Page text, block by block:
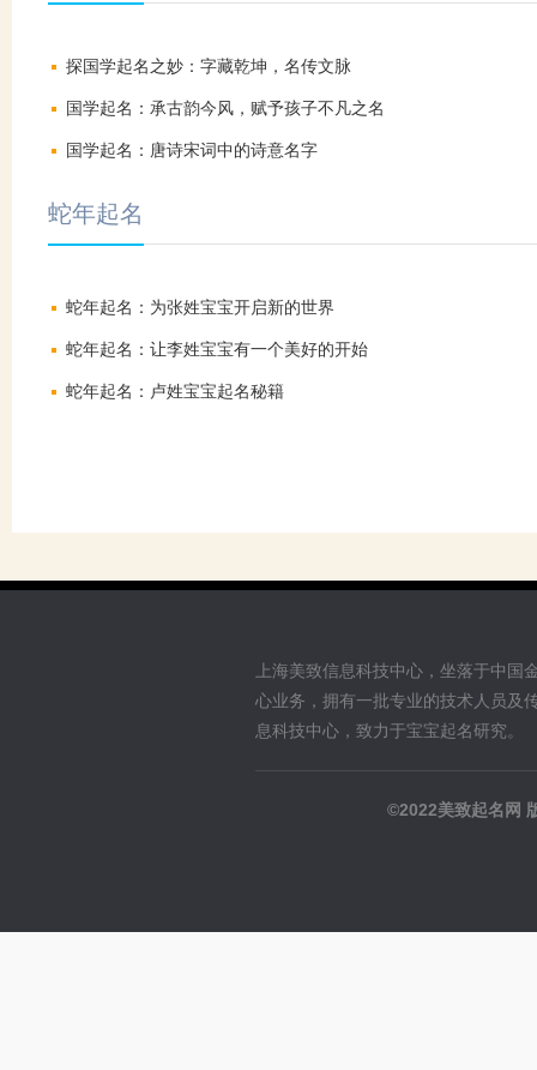
探国学起名之妙：字藏乾坤，名传文脉
国学起名：承古韵今风，赋予孩子不凡之名
国学起名：唐诗宋词中的诗意名字
蛇年起名
蛇年起名：为张姓宝宝开启新的世界
蛇年起名：让李姓宝宝有一个美好的开始
蛇年起名：卢姓宝宝起名秘籍
上海美致信息科技中心，坐落于中
心业务，拥有一批专业的技术人员及
息科技中心，致力于宝宝起名研究。
©2022美致起名网